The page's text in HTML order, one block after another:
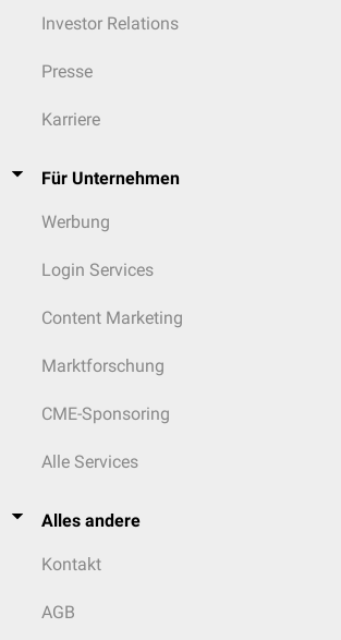
Investor Relations
Presse
Karriere
Für Unternehmen
Werbung
Login Services
Content Marketing
Marktforschung
CME-Sponsoring
Alle Services
Alles andere
Kontakt
AGB